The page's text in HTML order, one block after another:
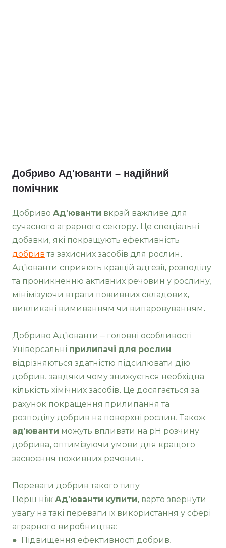
Добриво Ад'юванти – надійний
помічник
Добриво Ад'юванти вкрай важливе для
сучасного аграрного сектору. Це спеціальні
добавки, які покращують ефективність
добрив та захисних засобів для рослин.
Ад'юванти сприяють кращій адгезії, розподілу
та проникненню активних речовин у рослину,
мінімізуючи втрати поживних складових,
викликані вимиванням чи випаровуванням.
Добриво Ад'юванти – головні особливості
Універсальні прилипачі для рослин
відрізняються здатністю підсилювати дію
добрив, завдяки чому знижується необхідна
кількість хімічних засобів. Це досягається за
рахунок покращення прилипання та
розподілу добрив на поверхні рослин. Також
ад'юванти можуть впливати на рН розчину
добрива, оптимізуючи умови для кращого
засвоєння поживних речовин.
Переваги добрив такого типу
Перш ніж Ад'юванти купити, варто звернути
увагу на такі переваги їх використання у сфері
аграрного виробництва:
● Підвищення ефективності добрив.